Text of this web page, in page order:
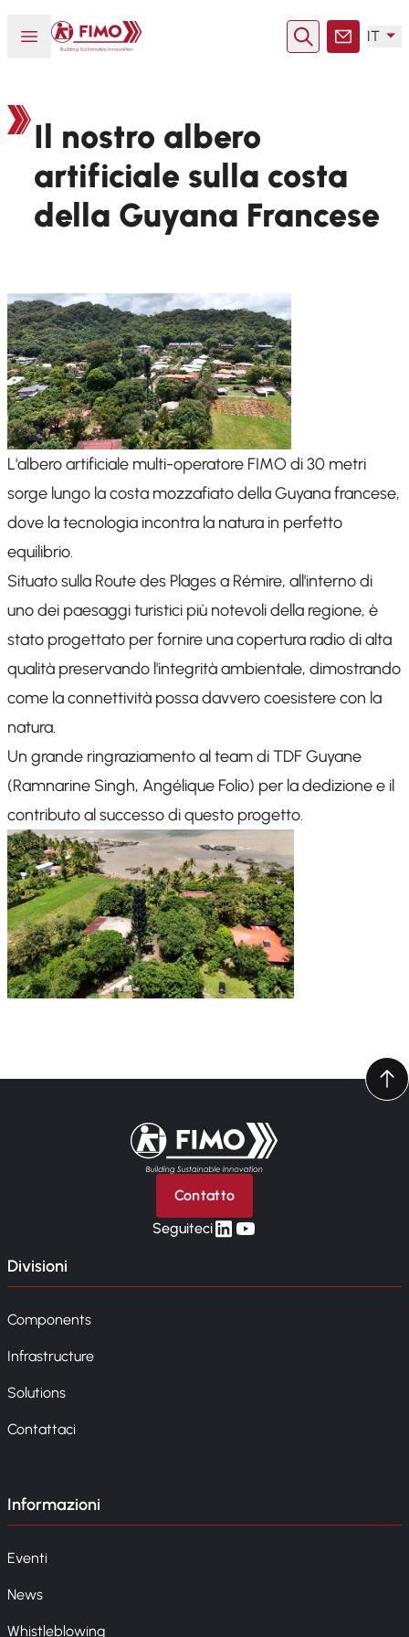
Aprire o chiudere il menu
Torna alla pagina iniziale
RicercaContatto
IT
Il nostro albero
artificiale sulla costa
della Guyana Francese
L'albero artificiale multi-operatore FIMO di 30 metri
sorge lungo la costa mozzafiato della Guyana francese,
dove la tecnologia incontra la natura in perfetto
equilibrio.
Situato sulla Route des Plages a Rémire, all'interno di
uno dei paesaggi turistici più notevoli della regione, è
stato progettato per fornire una copertura radio di alta
qualità preservando l'integrità ambientale, dimostrando
come la connettività possa davvero coesistere con la
natura.
Un grande ringraziamento al team di TDF Guyane
(Ramnarine Singh, Angélique Folio) per la dedizione e il
contributo al successo di questo progetto.
Torna alla pagina iniziale
Contatto
Seguitecilinkedin
yt
Divisioni
Components
Infrastructure
Solutions
Contattaci
Informazioni
Eventi
News
Whistleblowing